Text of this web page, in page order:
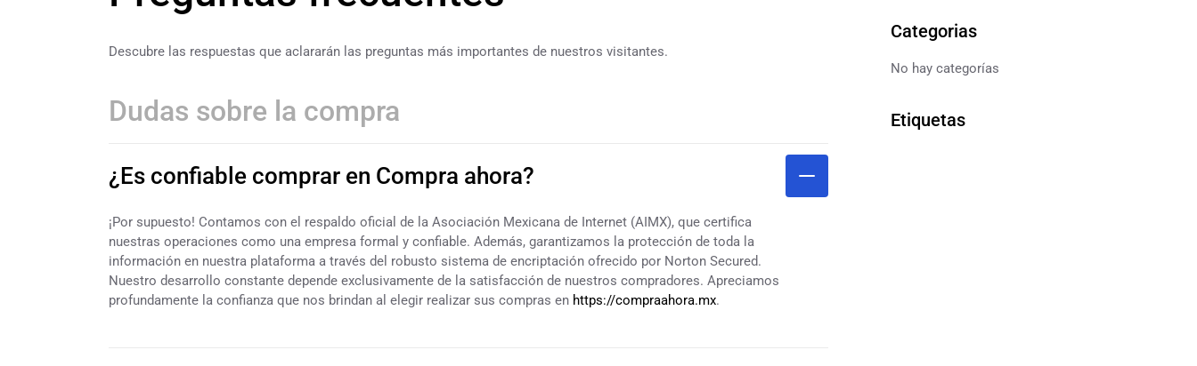
Descubre las respuestas que aclararán las preguntas más importantes de nuestros visitantes.
Dudas sobre la compra
¿Es confiable comprar en Compra ahora?
¡Por supuesto! Contamos con el respaldo oficial de la Asociación Mexicana de Internet (AIMX), que certifica
nuestras operaciones como una empresa formal y confiable. Además, garantizamos la protección de toda la
información en nuestra plataforma a través del robusto sistema de encriptación ofrecido por Norton Secured.
Nuestro desarrollo constante depende exclusivamente de la satisfacción de nuestros compradores. Apreciamos
profundamente la confianza que nos brindan al elegir realizar sus compras en https://compraahora.mx.
Categorias
No hay categorías
Etiquetas